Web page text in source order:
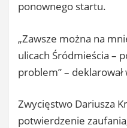
ponownego startu.
„Zawsze można na
ulicach Śródmieścia –
problem” –
Zwycięstwo Dariusza
potwierdzenie